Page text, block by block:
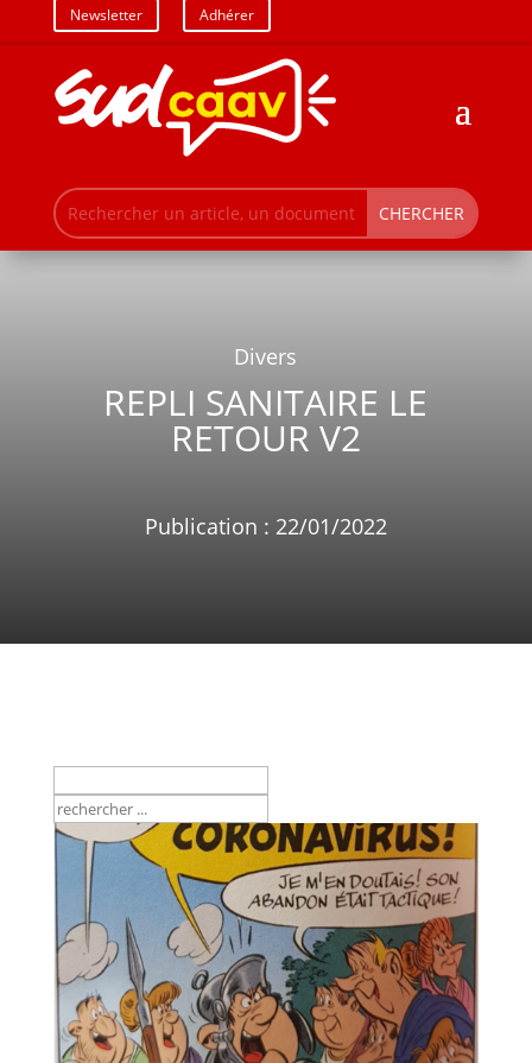
Newsletter Adhérer
Divers
REPLI SANITAIRE LE
RETOUR V2
Publication : 22/01/2022